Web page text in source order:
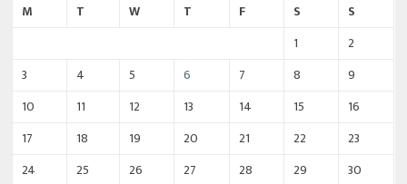
M
T W T F S
S
1
2
3
4 5 6 7 8
9
10
11 12 13 14 15
16
17
18 19 20 21 22
23
24
25 26 27 28 29
30